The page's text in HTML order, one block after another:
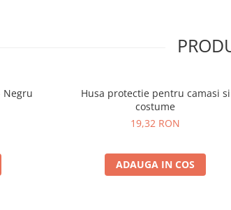
Negru
Husa protectie pentru camasi si
costume
19,32 RON
ADAUGA IN COS